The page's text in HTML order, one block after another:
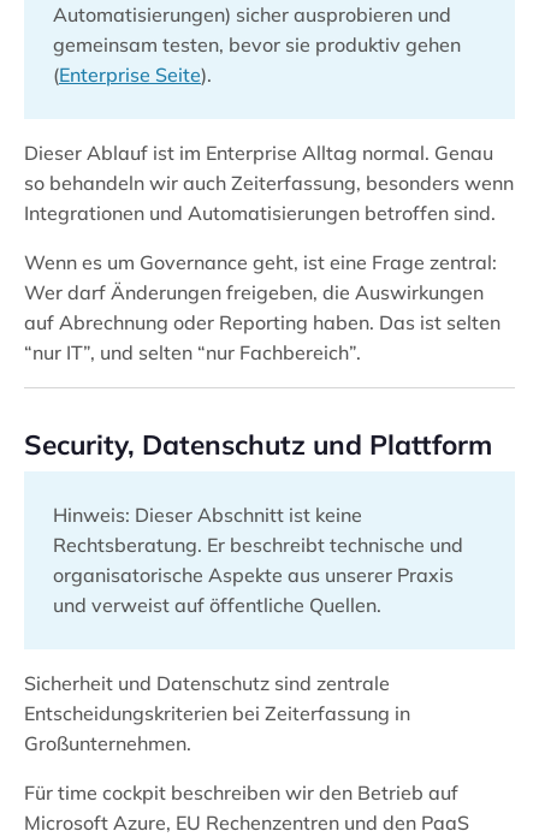
Automatisierungen) sicher ausprobieren und
gemeinsam testen, bevor sie produktiv gehen
(Enterprise Seite).
Dieser Ablauf ist im Enterprise Alltag normal. Genau
so behandeln wir auch Zeiterfassung, besonders wenn
Integrationen und Automatisierungen betroffen sind.
Wenn es um Governance geht, ist eine Frage zentral:
Wer darf Änderungen freigeben, die Auswirkungen
auf Abrechnung oder Reporting haben. Das ist selten
“nur IT”, und selten “nur Fachbereich”.
Security, Datenschutz und Plattform
Hinweis: Dieser Abschnitt ist keine
Rechtsberatung. Er beschreibt technische und
organisatorische Aspekte aus unserer Praxis
und verweist auf öffentliche Quellen.
Sicherheit und Datenschutz sind zentrale
Entscheidungskriterien bei Zeiterfassung in
Großunternehmen.
Für time cockpit beschreiben wir den Betrieb auf
Microsoft Azure, EU Rechenzentren und den PaaS